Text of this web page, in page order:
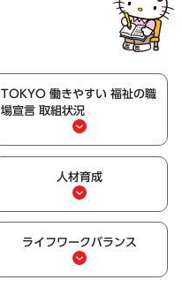
TOKYO 働きやすい 福祉の職
場宣言 取組状況
人材育成
ライフワークバランス